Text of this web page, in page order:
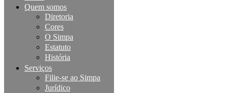
Quem somos
Diretoria
Cores
O Simpa
Estatuto
História
Serviços
Filie-se ao Simpa
Jurídico